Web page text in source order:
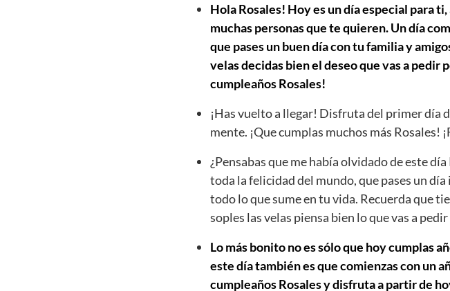
Hola Rosales! Hoy es un día especial para
muchas personas que te quieren. Un día
que pases un buen día con tu familia y
velas decidas bien el deseo que vas a pedir
cumpleaños Rosales!
¡Has vuelto a llegar! Disfruta del primer día
mente. ¡Que cumplas muchos más Rosales!
¿Pensabas que me había olvidado de este
toda la felicidad del mundo, que pases un
todo lo que sume en tu vida. Recuerda que
soples las velas piensa bien lo que vas a
Lo más bonito no es sólo que hoy cumplas
este día también es que comienzas con un
cumpleaños Rosales y disfruta a partir de